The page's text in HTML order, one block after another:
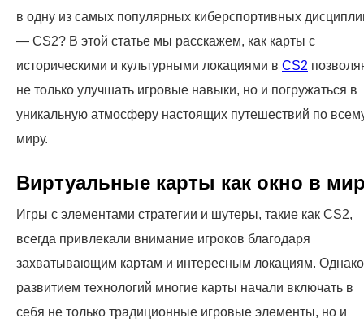
в одну из самых популярных киберспортивных
— CS2? В этой статье мы расскажем, как карты с
историческими и культурными локациями в CS2
не только улучшать игровые навыки, но и погружаться в
уникальную атмосферу настоящих путешествий по
миру.
Виртуальные карты как окно в
Игры с элементами стратегии и шутеры, такие как CS2,
всегда привлекали внимание игроков благодаря
захватывающим картам и интересным локациям.
развитием технологий многие карты начали включать в
себя не только традиционные игровые элементы, но и